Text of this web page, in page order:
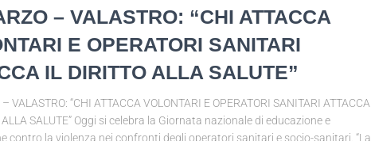
– VALASTRO: “CHI ATTACCA
E OPERATORI SANITARI
IL DIRITTO ALLA SALUTE”
VALASTRO: “CHI ATTACCA VOLONTARI E OPERATORI SANITARI ATTACCA
ALLA SALUTE” Oggi si celebra la Giornata nazionale di educazione e
contro la violenza nei confronti degli operatori sanitari e socio-sanitari. “La